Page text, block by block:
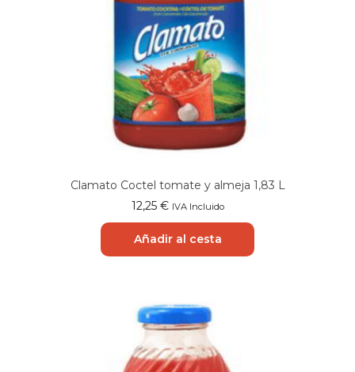
Clamato Coctel tomate y almeja 1,83 L
12,25 € IVA Incluido
Añadir al cesta